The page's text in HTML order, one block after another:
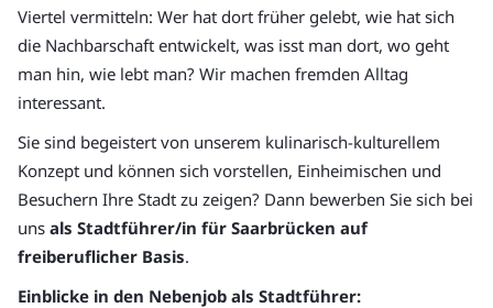
Viertel vermitteln: Wer hat dort früher gelebt, wie hat sich
die Nachbarschaft entwickelt, was isst man dort, wo geht
man hin, wie lebt man? Wir machen fremden Alltag
interessant.
Sie sind begeistert von unserem kulinarisch-kulturellem
Konzept und können sich vorstellen, Einheimischen und
Besuchern Ihre Stadt zu zeigen? Dann bewerben Sie sich bei
uns als Stadtführer/in für Saarbrücken auf
freiberuflicher Basis.
Einblicke in den Nebenjob als Stadtführer: